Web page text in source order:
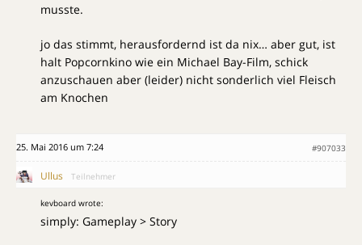
musste.
jo das stimmt, herausfordernd ist da nix… aber gut, ist
halt Popcornkino wie ein Michael Bay-Film, schick
anzuschauen aber (leider) nicht sonderlich viel Fleisch
am Knochen
25. Mai 2016 um 7:24 #907033
Ullus Teilnehmer
kevboard wrote:
simply: Gameplay > Story